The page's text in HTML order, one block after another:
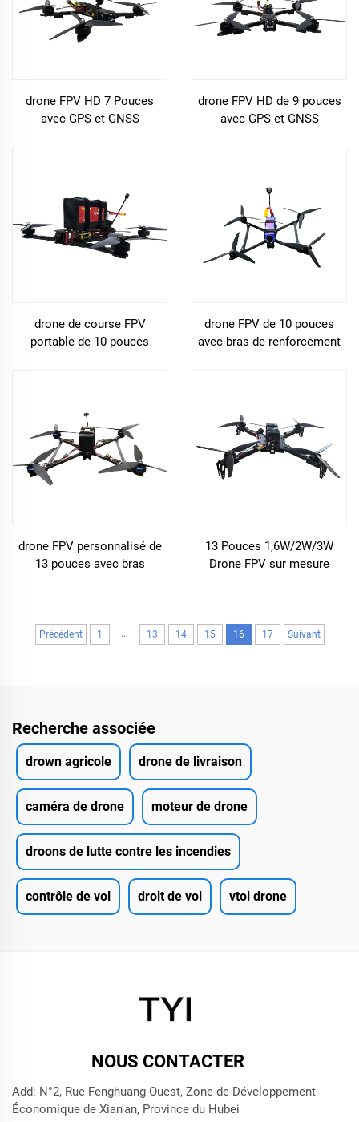
drone FPV HD 7 Pouces
avec GPS et GNSS
drone FPV HD de 9 pouces
avec GPS et GNSS
drone de course FPV
portable de 10 pouces
drone FPV de 10 pouces
avec bras de renforcement
drone FPV personnalisé de
13 pouces avec bras
13 Pouces 1,6W/2W/3W
Drone FPV sur mesure
Précédent 1 ... 13 14 15 16 17 Suivant
Recherche associée
drown agricole drone de livraison
caméra de drone moteur de drone
droons de lutte contre les incendies
contrôle de vol droit de vol vtol drone
NOUS CONTACTER
Add: N°2, Rue Fenghuang Ouest, Zone de Développement
Économique de Xian'an, Province du Hubei